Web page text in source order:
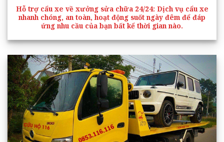
Hỗ trợ cẩu xe về xưởng sửa chữa 24/24: Dịch vụ cẩu xe
nhanh chóng, an toàn, hoạt động suốt ngày đêm để đáp
ứng nhu cầu của bạn bất kể thời gian nào.